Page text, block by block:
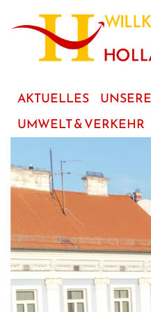
Hauptinhalt
AKTUELLES
UMWELT & VERKEHR